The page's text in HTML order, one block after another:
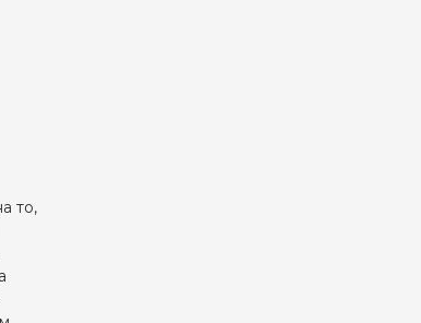
то,